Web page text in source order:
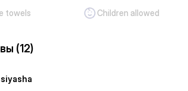
towels Children allowed
(12)